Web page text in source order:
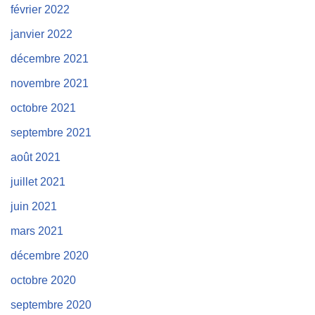
février 2022
janvier 2022
décembre 2021
novembre 2021
octobre 2021
septembre 2021
août 2021
juillet 2021
juin 2021
mars 2021
décembre 2020
octobre 2020
septembre 2020